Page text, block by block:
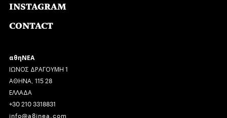
INSTAGRAM
CONTACT
αθηΝΕΑ
ΙΩΝΟΣ ΔΡΑΓΟΥΜΗ 1
ΑΘΗΝΑ, 115 28
ΕΛΛΑΔΑ
+30 210 3318831
info@a8inea.com